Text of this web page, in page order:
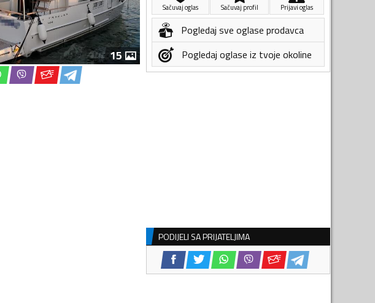
15
Sačuvaj oglas Sačuvaj profil Prijavi oglas
Pogledaj sve oglase prodavca
Pogledaj oglase iz tvoje okoline
PODIJELI SA PRIJATELJIMA